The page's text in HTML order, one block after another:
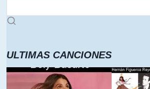
ULTIMAS CANCIONES